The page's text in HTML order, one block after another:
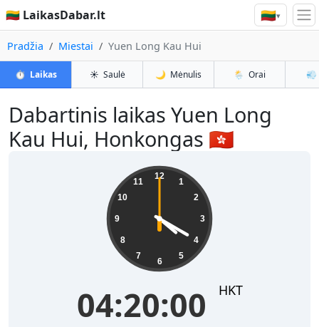
🇱🇹 LaikasDabar.lt 🇱🇹▾
Pradžia Miestai Yuen Long Kau Hui
⏱️ Laikas ☀️ Saulė 🌙 Mėnulis 🌦️ Orai 💨
Dabartinis laikas Yuen Long
Kau Hui, Honkongas 🇭🇰
12
1
2
3
4
5
6
7
8
9
10
11
04:20:01 HKT